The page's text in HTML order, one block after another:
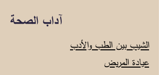
آداب الصحة
الشيب بين الطب والأدب
عيادة المريض